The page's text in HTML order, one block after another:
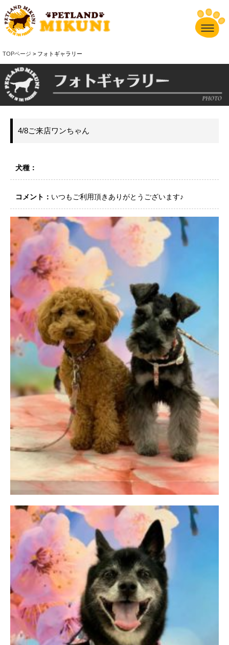
TOPページ > フォトギャラリー
4/8ご来店ワンちゃん
犬種：
コメント： いつもご利用頂きありがとうございます♪